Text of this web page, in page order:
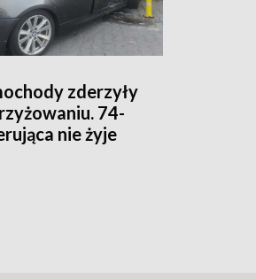
zderzyły
74-
nie żyje